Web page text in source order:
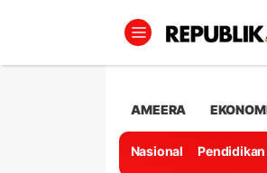
AMEERA
Nasional Pendidikan